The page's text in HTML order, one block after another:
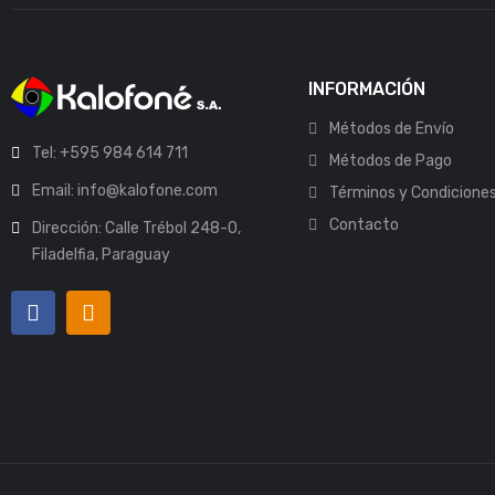
Tel: +595 984 614 711
Email: info@kalofone.com
Dirección: Calle Trébol 248-O,
Filadelfia, Paraguay
INFORMACIÓN
Métodos de Envío
Métodos de Pago
Términos y
Contacto